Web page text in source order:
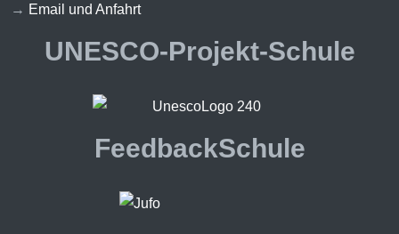
→ Email und Anfahrt
UNESCO-Projekt-Schule
FeedbackSchule